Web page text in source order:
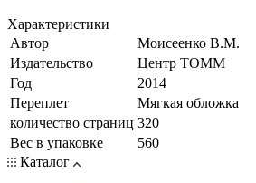
Характеристики
Автор
Моисеенко В.М.
Издательство
Центр ТОММ
Год
2014
Переплет
Мягкая обложка
количество страниц 320
Вес в упаковке
560
Каталог